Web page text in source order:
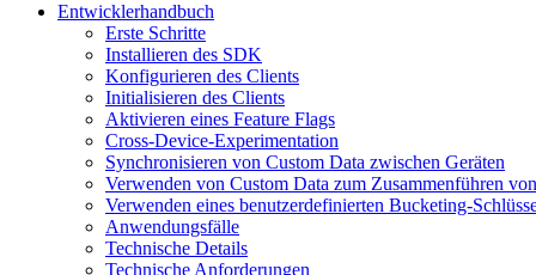
Entwicklerhandbuch
Erste Schritte
Installieren des SDK
Konfigurieren des Clients
Initialisieren des Clients
Aktivieren eines Feature Flags
Cross-Device-Experimentation
Synchronisieren von Custom Data zwischen Geräten
Verwenden von Custom Data zum Zusammenführen
Verwenden eines benutzerdefinierten Bucketing-
Anwendungsfälle
Technische Details
Technische Anforderungen